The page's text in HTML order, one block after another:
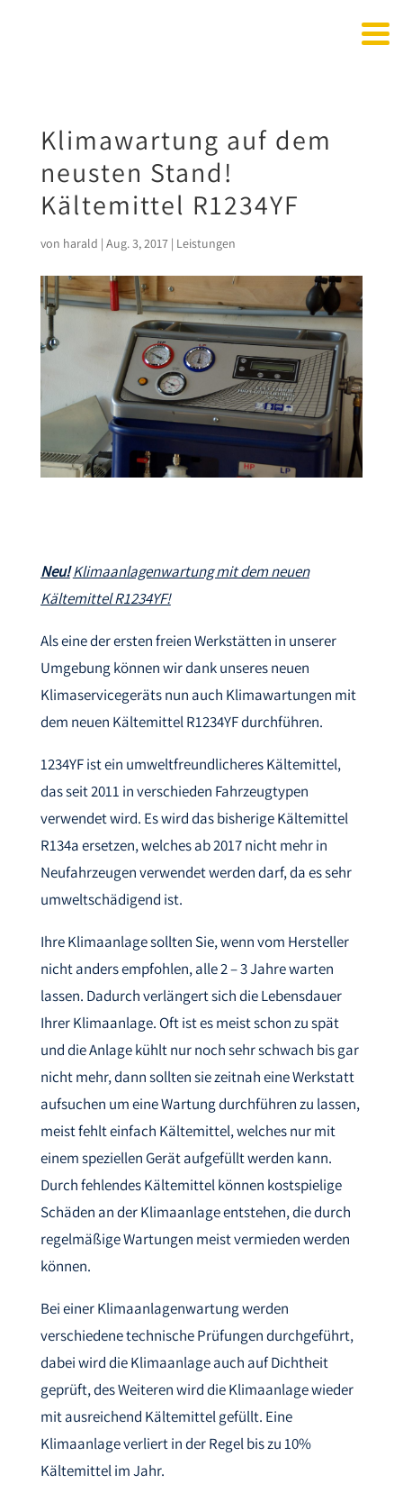
Klimawartung auf dem
neusten Stand!
Kältemittel R1234YF
von harald | Aug. 3, 2017| Leistungen
Neu!Klimaanlagenwartung mit dem neuen
Kältemittel R1234YF!
Als eine der ersten freien Werkstätten in unserer
Umgebung können wir dank unseres neuen
Klimaservicegeräts nun auch Klimawartungen mit
dem neuen Kältemittel R1234YF durchführen.
1234YF ist ein umweltfreundlicheres Kältemittel,
das seit 2011 in verschieden Fahrzeugtypen
verwendet wird. Es wird das bisherige Kältemittel
R134a ersetzen, welches ab 2017 nicht mehr in
Neufahrzeugen verwendet werden darf, da es sehr
umweltschädigend ist.
Ihre Klimaanlage sollten Sie, wenn vom Hersteller
nicht anders empfohlen, alle 2 – 3 Jahre warten
lassen. Dadurch verlängert sich die Lebensdauer
Ihrer Klimaanlage. Oft ist es meist schon zu spät
und die Anlage kühlt nur noch sehr schwach bis gar
nicht mehr, dann sollten sie zeitnah eine Werkstatt
aufsuchen um eine Wartung durchführen zu lassen,
meist fehlt einfach Kältemittel, welches nur mit
einem speziellen Gerät aufgefüllt werden kann.
Durch fehlendes Kältemittel können kostspielige
Schäden an der Klimaanlage entstehen, die durch
regelmäßige Wartungen meist vermieden werden
können.
Bei einer Klimaanlagenwartung werden
verschiedene technische Prüfungen durchgeführt,
dabei wird die Klimaanlage auch auf Dichtheit
geprüft, des Weiteren wird die Klimaanlage wieder
mit ausreichend Kältemittel gefüllt. Eine
Klimaanlage verliert in der Regel bis zu 10%
Kältemittel im Jahr.